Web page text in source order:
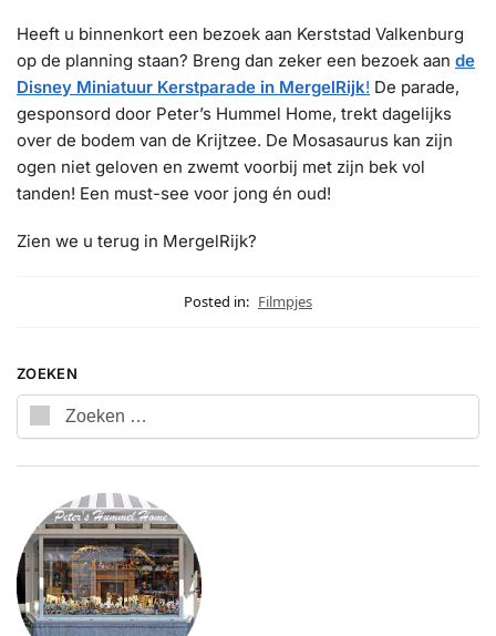
Heeft u binnenkort een bezoek aan Kerststad Valkenburg
op de planning staan? Breng dan zeker een bezoek aan de
Disney Miniatuur Kerstparade in MergelRijk! De parade,
gesponsord door Peter’s Hummel Home, trekt dagelijks
over de bodem van de Krijtzee. De Mosasaurus kan zijn
ogen niet geloven en zwemt voorbij met zijn bek vol
tanden! Een must-see voor jong én oud!
Zien we u terug in MergelRijk?
Posted in: Filmpjes
ZOEKEN